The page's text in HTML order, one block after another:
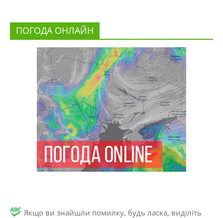
ПОГОДА ОНЛАЙН
Якщо ви знайшли помилку, будь ласка, виділіть